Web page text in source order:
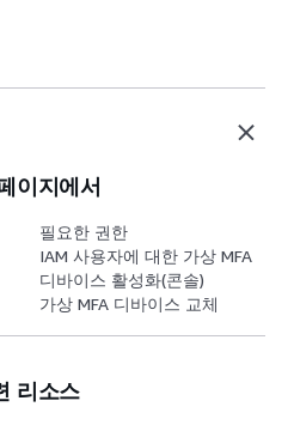
이지에서
필요한 권한
IAM 사용자에 대한 가상 MFA
디바이스 활성화(콘솔)
가상 MFA 디바이스 교체
리소스